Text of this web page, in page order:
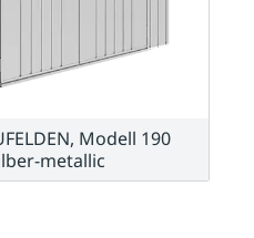
Modell 190
metallic